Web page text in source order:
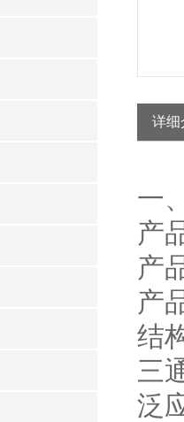
详细
一
产
产
产
结
三
泛